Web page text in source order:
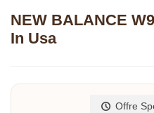
NEW BALANCE
In Usa
Offre